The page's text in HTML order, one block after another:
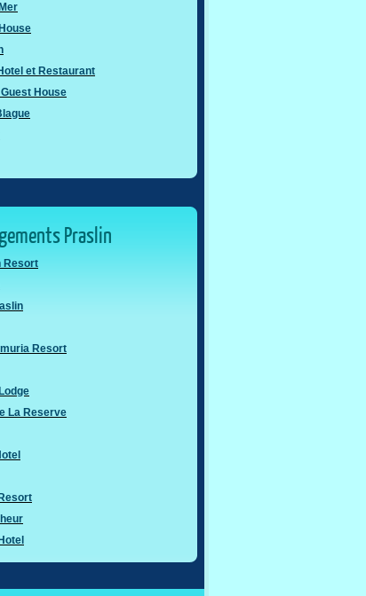
et Restaurant
House
Praslin
Resort
Resort
La Reserve